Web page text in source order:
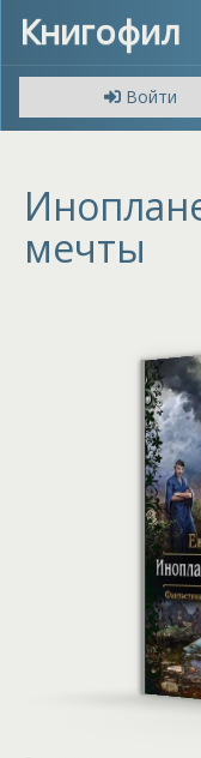
Книгофил
Войти
мечты